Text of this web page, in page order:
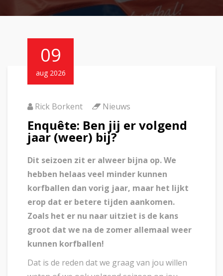
09
aug 2026
Rick Borkent Nieuws
Enquête: Ben jij er volgend
jaar (weer) bij?
Dit seizoen zit er alweer bijna op. We
hebben helaas veel minder kunnen
korfballen dan vorig jaar, maar het lijkt
erop dat er betere tijden aankomen.
Zoals het er nu naar uitziet is de kans
groot dat we na de zomer allemaal weer
kunnen korfballen!
Dat is de reden dat we graag van jou willen